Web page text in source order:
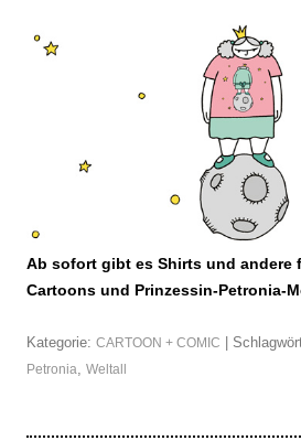
Ab sofort gibt es Shirts und andere
Cartoons und Prinzessin-Petronia-
Kategorie: CARTOON + COMIC |
Petronia, Weltall